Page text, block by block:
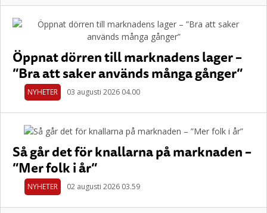
Öppnat dörren till marknadens lager –
”Bra att saker används många gånger”
NYHETER 03 augusti 2026 04.00
Så går det för knallarna på marknaden –
”Mer folk i år”
NYHETER 02 augusti 2026 03.59